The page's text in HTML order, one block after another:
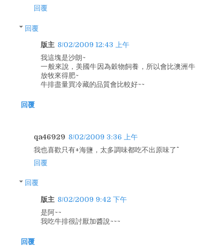
回覆
回覆
版主 8/02/2009 12:43 上午
我這塊是沙朗~
一般來說，美國牛因為穀物飼養，所以會比澳洲牛
放牧來得肥~
牛排盡量買冷藏的品質會比較好~~
回覆
qa46929 8/02/2009 3:36 上午
我也喜歡只有+海鹽，太多調味都吃不出原味了^^
回覆
回覆
版主 8/02/2009 9:42 下午
是阿~~
我吃牛排很討厭加醬說~~~
回覆